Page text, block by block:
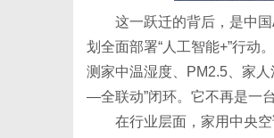
这一跃迁的背后，是中
划全面部署“人工智能+”行动
测家中温湿度、PM2.5、家
—全联动”闭环。它不再是一
在行业层面，家用中央